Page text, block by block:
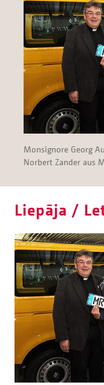
Monsignore Georg
Norbert Zander aus
Liepāja /